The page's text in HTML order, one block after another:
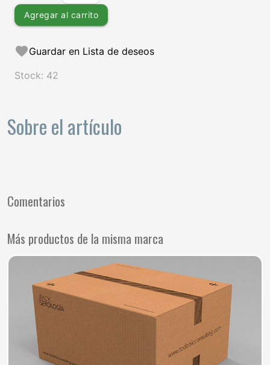
Agregar al carrito
favoriteGuardar en Lista de deseos
Stock: 42
Sobre el artículo
Comentarios
Más productos de la misma marca